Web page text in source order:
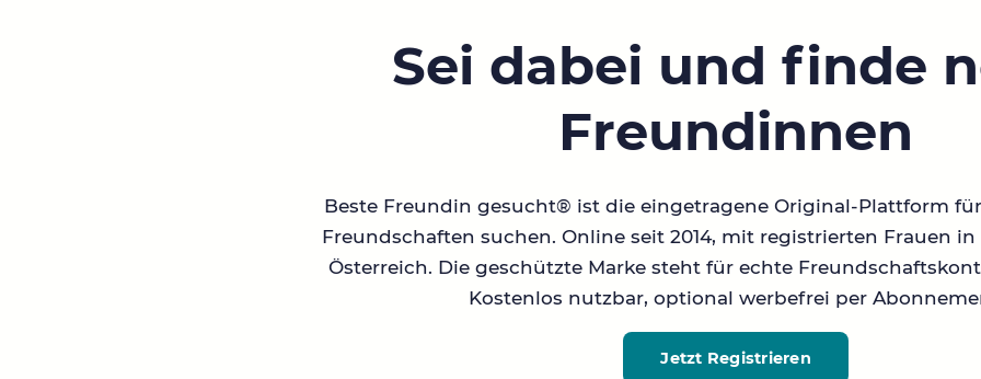
Sei dabei und finde
Freundinnen
Beste Freundin gesucht® ist die eingetragene Original-Plattform
Freundschaften suchen. Online seit 2014, mit registrierten Frauen
Österreich. Die geschützte Marke steht für echte
Kostenlos nutzbar, optional werbefrei per
Jetzt Registrieren